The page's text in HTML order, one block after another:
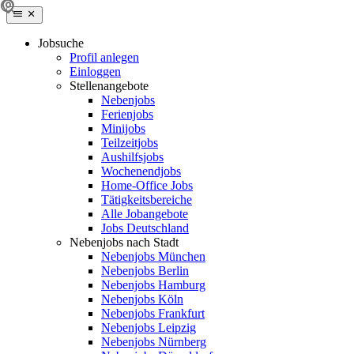
Jobsuche
Profil anlegen
Einloggen
Stellenangebote
Nebenjobs
Ferienjobs
Minijobs
Teilzeitjobs
Aushilfsjobs
Wochenendjobs
Home-Office Jobs
Tätigkeitsbereiche
Alle Jobangebote
Jobs Deutschland
Nebenjobs nach Stadt
Nebenjobs München
Nebenjobs Berlin
Nebenjobs Hamburg
Nebenjobs Köln
Nebenjobs Frankfurt
Nebenjobs Leipzig
Nebenjobs Nürnberg